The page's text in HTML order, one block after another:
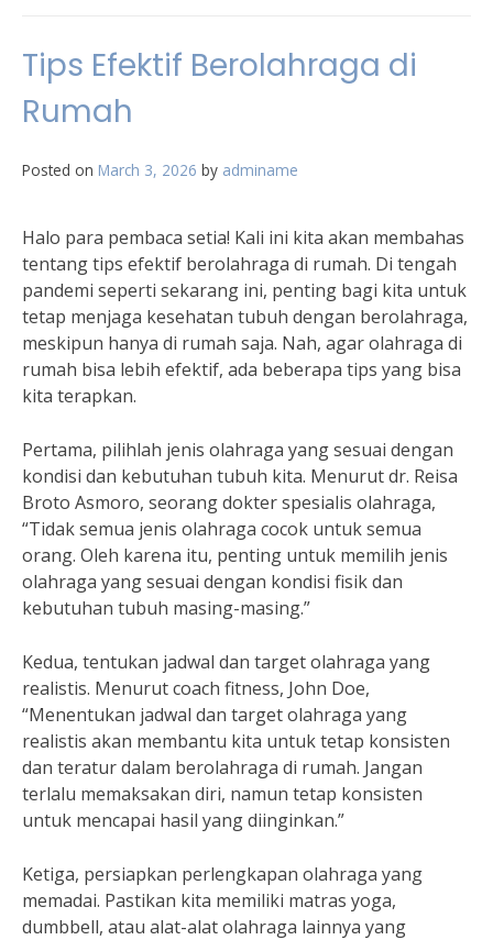
Tips Efektif Berolahraga di
Rumah
Posted on March 3, 2026 by adminame
Halo para pembaca setia! Kali ini kita akan membahas
tentang tips efektif berolahraga di rumah. Di tengah
pandemi seperti sekarang ini, penting bagi kita untuk
tetap menjaga kesehatan tubuh dengan berolahraga,
meskipun hanya di rumah saja. Nah, agar olahraga di
rumah bisa lebih efektif, ada beberapa tips yang bisa
kita terapkan.
Pertama, pilihlah jenis olahraga yang sesuai dengan
kondisi dan kebutuhan tubuh kita. Menurut dr. Reisa
Broto Asmoro, seorang dokter spesialis olahraga,
“Tidak semua jenis olahraga cocok untuk semua
orang. Oleh karena itu, penting untuk memilih jenis
olahraga yang sesuai dengan kondisi fisik dan
kebutuhan tubuh masing-masing.”
Kedua, tentukan jadwal dan target olahraga yang
realistis. Menurut coach fitness, John Doe,
“Menentukan jadwal dan target olahraga yang
realistis akan membantu kita untuk tetap konsisten
dan teratur dalam berolahraga di rumah. Jangan
terlalu memaksakan diri, namun tetap konsisten
untuk mencapai hasil yang diinginkan.”
Ketiga, persiapkan perlengkapan olahraga yang
memadai. Pastikan kita memiliki matras yoga,
dumbbell, atau alat-alat olahraga lainnya yang